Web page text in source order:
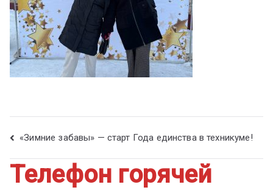
«Зимние забавы» — старт Года единства в техникуме!
Телефон горячей